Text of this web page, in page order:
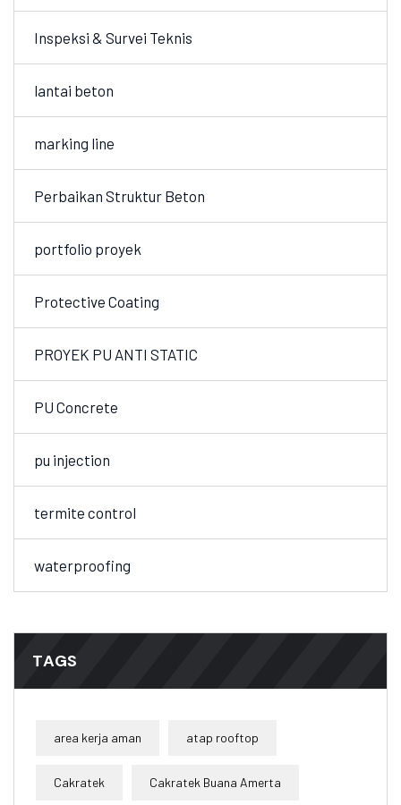
Inspeksi & Survei Teknis
lantai beton
marking line
Perbaikan Struktur Beton
portfolio proyek
Protective Coating
PROYEK PU ANTI STATIC
PU Concrete
pu injection
termite control
waterproofing
TAGS
area kerja aman atap rooftop
Cakratek Cakratek Buana Amerta